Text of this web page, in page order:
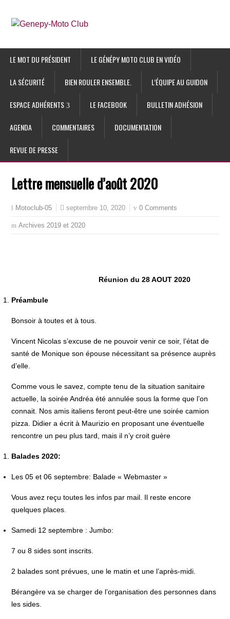
LE MOT DU PRÉSIDENT LE GÉNÉPY MOTO CLUB EN VIDÉO
LA SÉCURITÉ BIEN ROULER ENSEMBLE. L’ÉQUIPE AU GUIDON
ESPACE ADHÉRENTS LE FACEBOOK BULLETIN ADHÉSION
AGENDA COMMENTAIRES DOCUMENTATION
REVUE DE PRESSE
Lettre mensuelle d’août 2020
Motoclub-05 septembre 10, 2020 0 Comments
Archives 2019 et 2020
Réunion du 28 AOUT 2020
Préambule
Bonsoir à toutes et à tous.
Vincent Nicolas s’excuse de ne pouvoir venir ce soir, l’état de
santé de Monique son épouse nécessitant sa présence auprès
d’elle.
Comme vous le savez, compte tenu de la situation sanitaire
actuelle, la soirée Andréa été annulée sous la forme que l’on
connait. Nos amis italiens feront peut-être une soirée camion
pizza. Didier a écrit à Maurizio en proposant une éventuelle
rencontre un peu plus tard, mais il n’y croit guère
Balades 2020:
Les 05 et 06 septembre: Balade « Webmaster »
Vous avez reçu toutes les infos par mail. Il reste encore
quelques places.
Samedi 12 septembre : Jumbo:
7 ou 8 sides sont inscrits.
2 balades sont prévues, une le matin et une l’après-midi.
Bérangère va se charger de l’organisation des personnes dans
les sides.